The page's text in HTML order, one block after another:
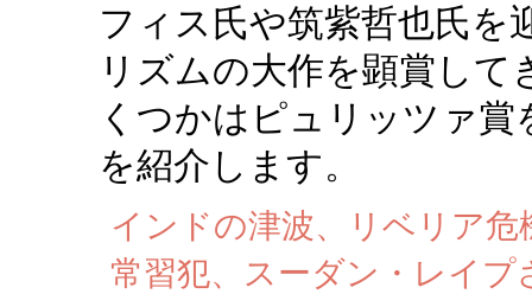
フィス氏や筑紫哲也氏を
リズムの大作を顕賞し
くつかはピュリッツァ
を紹介します。
インドの津波、リベリア
常習犯、スーダン・レイ